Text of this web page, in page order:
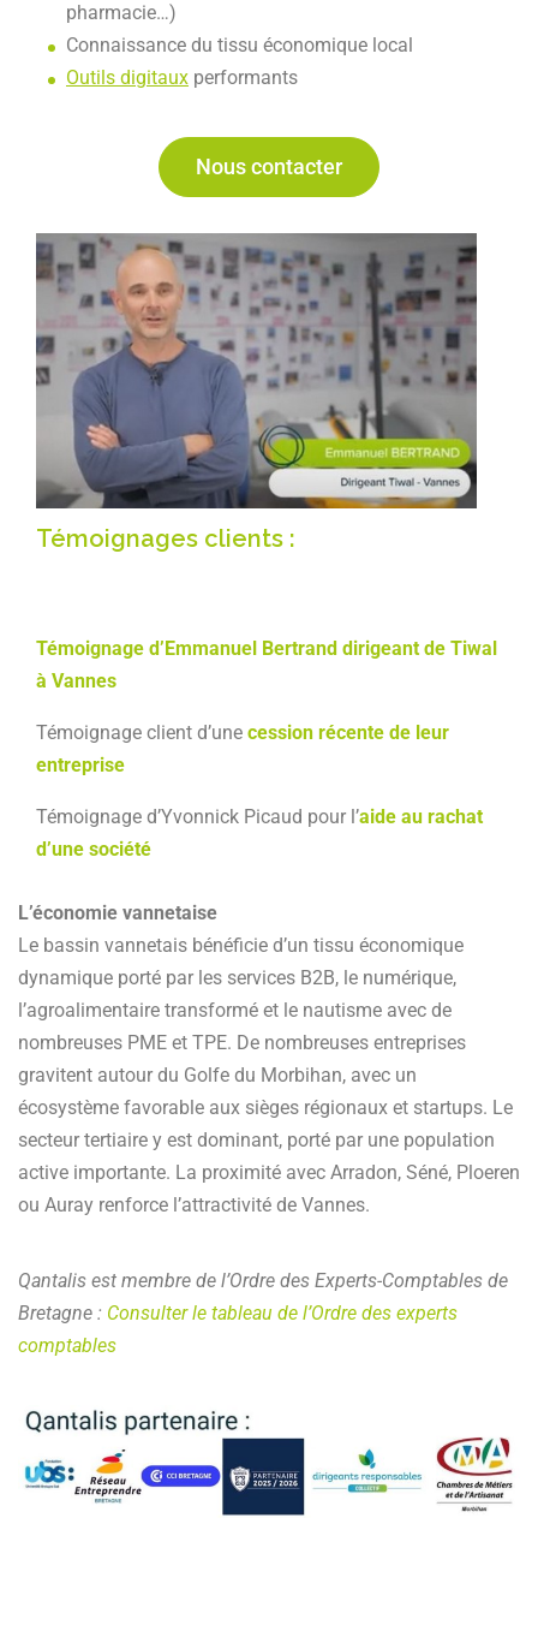
pharmacie…)
Connaissance du tissu économique local
Outils digitaux performants
Nous contacter
Témoignages clients :
Témoignage d’Emmanuel Bertrand dirigeant de Tiwal
à Vannes
Témoignage client d’une cession récente de leur
entreprise
Témoignage d’Yvonnick Picaud pour l’aide au rachat
d’une société
L’économie vannetaise
Le bassin vannetais bénéficie d’un tissu économique
dynamique porté par les services B2B, le numérique,
l’agroalimentaire transformé et le nautisme avec de
nombreuses PME et TPE. De nombreuses entreprises
gravitent autour du Golfe du Morbihan, avec un
écosystème favorable aux sièges régionaux et startups. Le
secteur tertiaire y est dominant, porté par une population
active importante. La proximité avec Arradon, Séné, Ploeren
ou Auray renforce l’attractivité de Vannes.
Qantalis est membre de l’Ordre des Experts-Comptables de
Bretagne : Consulter le tableau de l’Ordre des experts
comptables